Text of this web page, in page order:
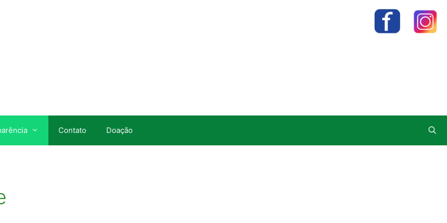
Contato Doação